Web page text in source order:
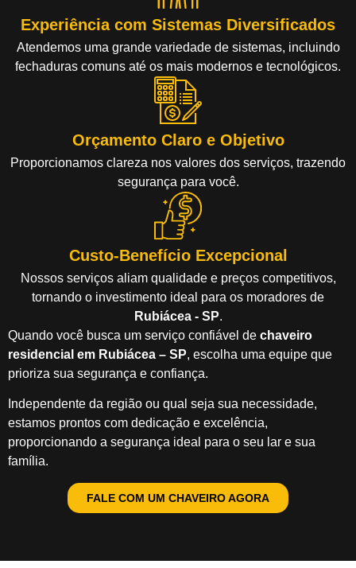
Experiência com Sistemas Diversificados
Atendemos uma grande variedade de sistemas, incluindo
fechaduras comuns até os mais modernos e tecnológicos.
Orçamento Claro e Objetivo
Proporcionamos clareza nos valores dos serviços, trazendo
segurança para você.
Custo-Benefício Excepcional
Nossos serviços aliam qualidade e preços competitivos,
tornando o investimento ideal para os moradores de
Rubiácea - SP.
Quando você busca um serviço confiável de chaveiro
residencial em Rubiácea – SP, escolha uma equipe que
prioriza sua segurança e confiança.
Independente da região ou qual seja sua necessidade,
estamos prontos com dedicação e excelência,
proporcionando a segurança ideal para o seu lar e sua
família.
FALE COM UM CHAVEIRO AGORA